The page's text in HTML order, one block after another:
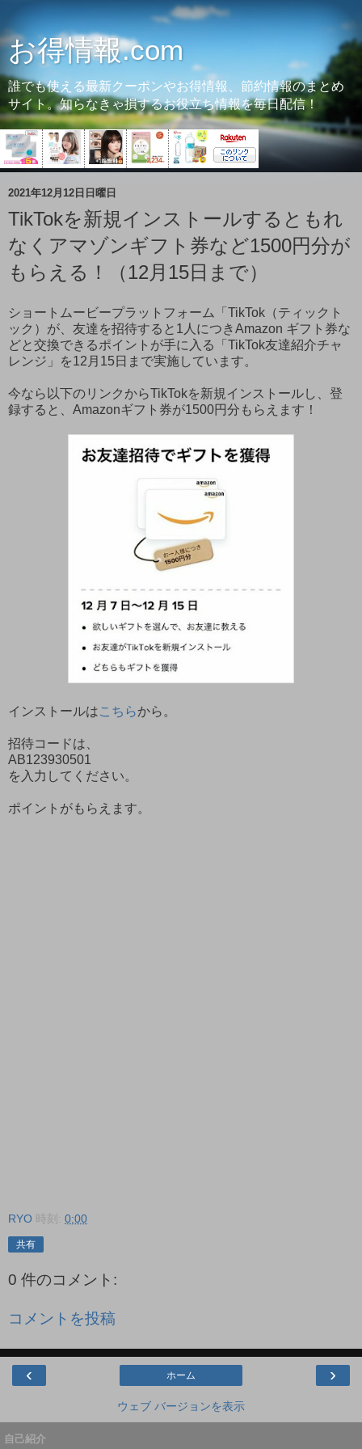
お得情報.com
誰でも使える最新クーポンやお得情報、節約情報のまとめ
サイト。知らなきゃ損するお役立ち情報を毎日配信！
2021年12月12日日曜日
TikTokを新規インストールするともれ
なくアマゾンギフト券など1500円分が
もらえる！（12月15日まで）
ショートムービープラットフォーム「TikTok（ティックト
ック）が、友達を招待すると1人につきAmazon ギフト券な
どと交換できるポイントが手に入る「TikTok友達紹介チャ
レンジ」を12月15日まで実施しています。
今なら以下のリンクからTikTokを新規インストールし、登
録すると、Amazonギフト券が1500円分もらえます！
インストールはこちらから。
招待コードは、
AB123930501
を入力してください。
ポイントがもらえます。
RYO 時刻: 0:00
共有
0 件のコメント:
コメントを投稿
‹ ›
ホーム
ウェブ バージョンを表示
自己紹介